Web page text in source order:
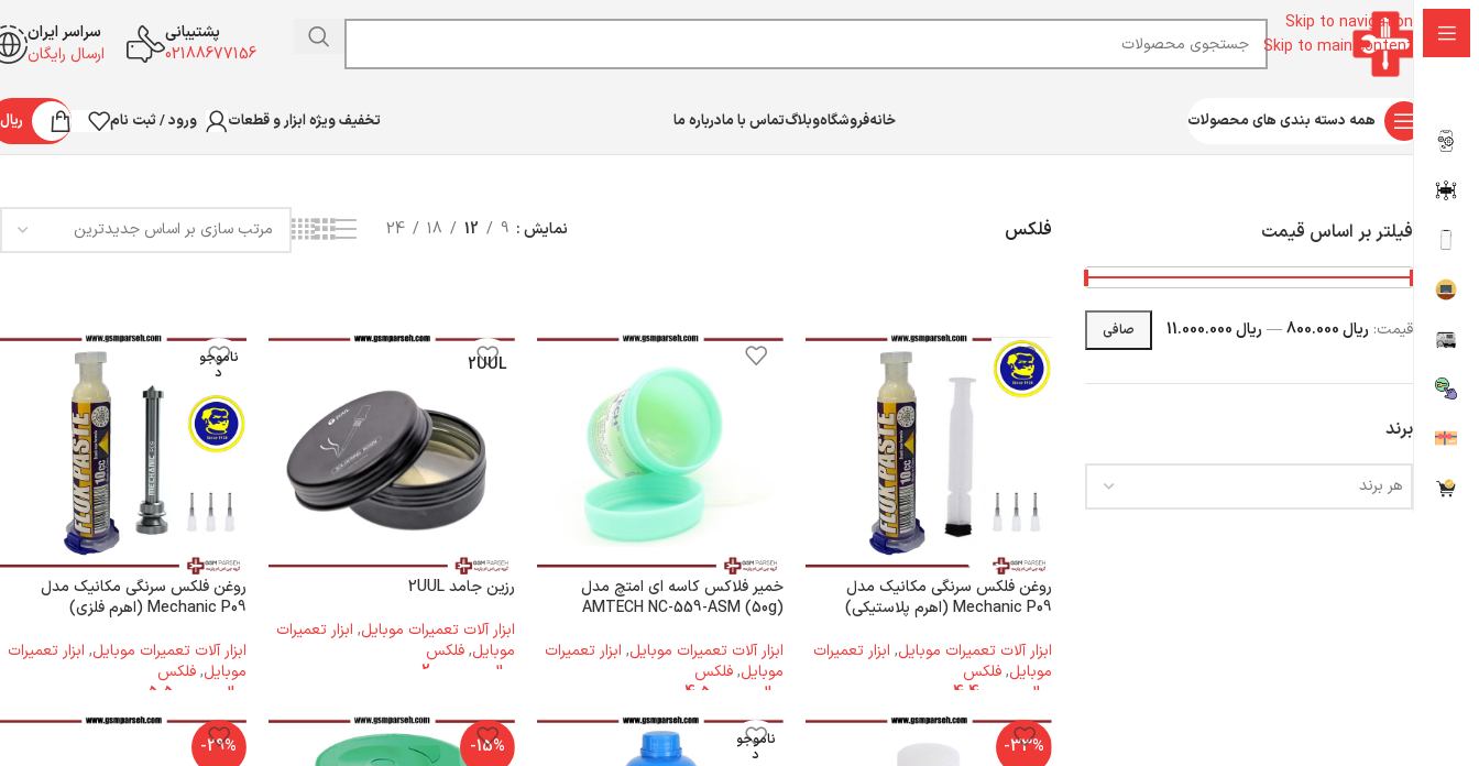
Skip to navigation
Skip to main content
پشتیبانی
02188677156
سراسر ایران
ارسال رایگان
همه دسته بندی های محصولات خانهفروشگاهوبلاگتماس با مادرباره ما تخفیف ویژه ابزار و قطعات ورود / ثبت نام ریال
خانه
فلکس نمایش 9
12
18
24
روغن فلکس سرنگی مکانیک مدل
Mechanic P09 (اهرم پلاستیکی)
ابزار آلات تعمیرات موبایل, ابزار تعمیرات
موبایل,فلکس
ریال
خمیر فلاکس کاسه ای امتچ مدل
AMTECH NC-559-ASM (50g)
ابزار آلات تعمیرات موبایل, ابزار تعمیرات
موبایل,فلکس
ریال
2UUL
رزین جامد 2UUL
ابزار آلات تعمیرات موبایل, ابزار تعمیرات
موبایل,فلکس
ریال
ناموجو
د
روغن فلکس سرنگی مکانیک مدل
Mechanic P09 (اهرم فلزی)
ابزار آلات تعمیرات موبایل, ابزار تعمیرات
موبایل,فلکس
ریال
-33% ناموجو
د -15%
-29%
فیلتر بر اساس قیمت
صافی قيمت: ریال 800.000 — ریال 11.000.000
برند
هر برند